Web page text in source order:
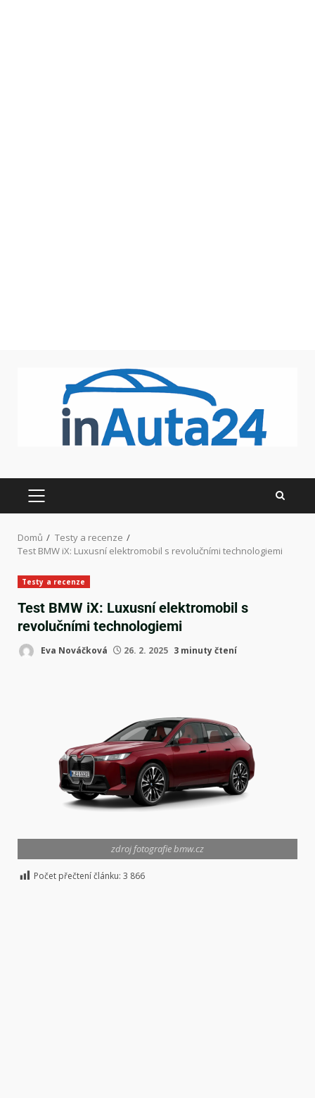
Domů
Testy a recenze
Test BMW iX: Luxusní elektromobil s revolučními technologiemi
Testy a recenze
Test BMW iX: Luxusní elektromobil s
revolučními technologiemi
Eva Nováčková 26. 2. 2025 3 minuty čtení
zdroj fotografie bmw.cz
Počet přečtení článku: 3 866